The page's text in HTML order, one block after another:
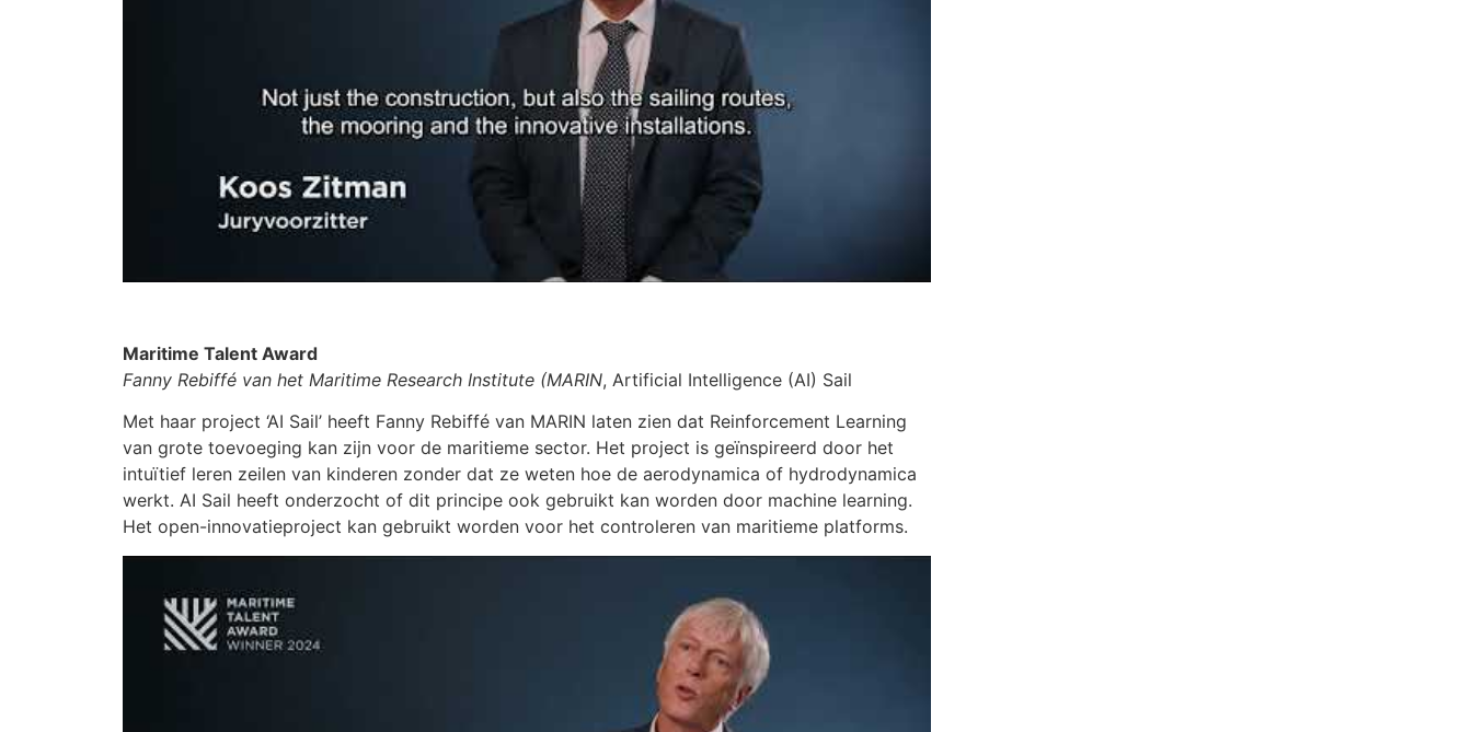
Maritime Talent Award
Fanny Rebiffé van het Maritime Research Institute (MARIN, Artificial Intelligence (AI) Sail
Met haar project ‘AI Sail’ heeft Fanny Rebiffé van MARIN laten zien dat Reinforcement Learning
van grote toevoeging kan zijn voor de maritieme sector. Het project is geïnspireerd door het
intuïtief leren zeilen van kinderen zonder dat ze weten hoe de aerodynamica of hydrodynamica
werkt. AI Sail heeft onderzocht of dit principe ook gebruikt kan worden door machine learning.
Het open-innovatieproject kan gebruikt worden voor het controleren van maritieme platforms.